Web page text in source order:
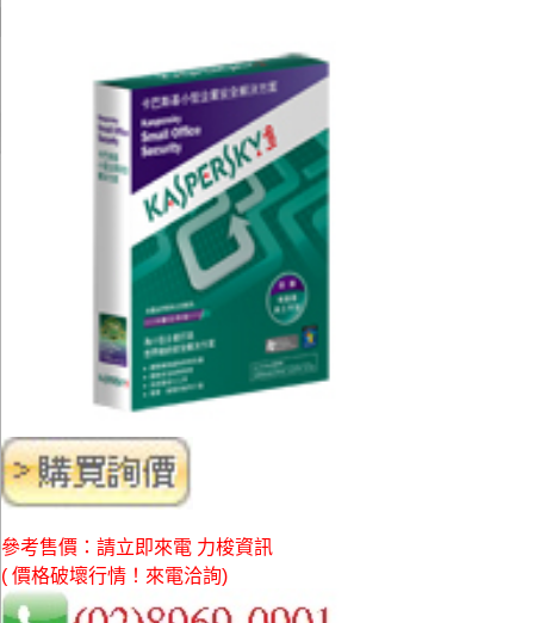
參考售價：請立即來電 力梭資訊
( 價格破壞行情！來電洽詢)